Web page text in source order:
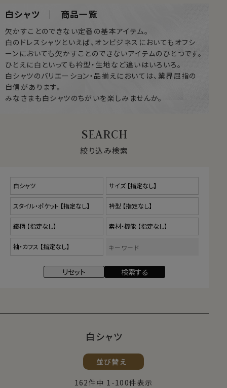
白シャツ ｜ 商品一覧
欠かすことのできない定番の基本アイテム。
白のドレスシャツといえば、オンビジネスにおいてもオフシ
ーンにおいても欠かすことのできないアイテムのひとつです。
ひとえに白といっても衿型・生地など違いはいろいろ。
白シャツのバリエーション・品揃えにおいては、業界屈指の
自信があります。
みなさまも白シャツのちがいを楽しみませんか。
絞り込み検索
白シャツ
並び替え
162件中 1 -100件表示